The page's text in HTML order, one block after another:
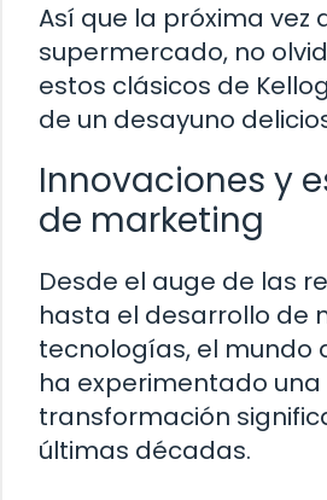
Así que la próxima vez
supermercado, no
estos clásicos de
de un desayuno
Innovaciones y
de marketing
Desde el auge de las
hasta el desarrollo de
tecnologías, el mundo
ha experimentado una
transformación
últimas décadas.